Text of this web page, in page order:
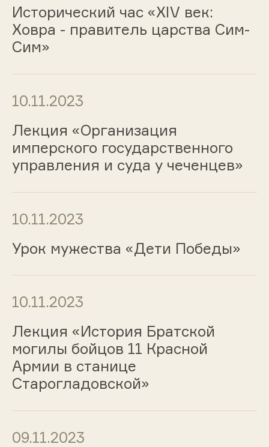
Исторический час «ХIV век:
Ховра - правитель царства Сим-
Сим»
10.11.2023
Лекция «Организация
имперского государственного
управления и суда у чеченцев»
10.11.2023
Урок мужества «Дети Победы»
10.11.2023
Лекция «История Братской
могилы бойцов 11 Красной
Армии в станице
Старогладовской»
09.11.2023